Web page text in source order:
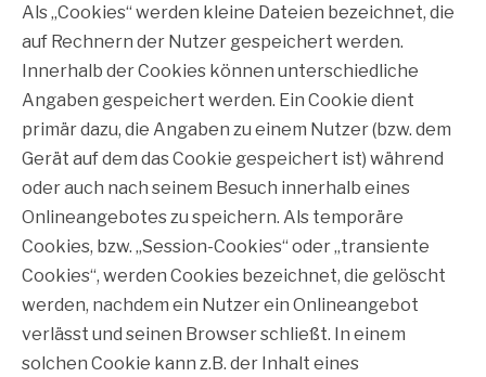
Als „Cookies“ werden kleine Dateien bezeichnet, die
auf Rechnern der Nutzer gespeichert werden.
Innerhalb der Cookies können unterschiedliche
Angaben gespeichert werden. Ein Cookie dient
primär dazu, die Angaben zu einem Nutzer (bzw. dem
Gerät auf dem das Cookie gespeichert ist) während
oder auch nach seinem Besuch innerhalb eines
Onlineangebotes zu speichern. Als temporäre
Cookies, bzw. „Session-Cookies“ oder „transiente
Cookies“, werden Cookies bezeichnet, die gelöscht
werden, nachdem ein Nutzer ein Onlineangebot
verlässt und seinen Browser schließt. In einem
solchen Cookie kann z.B. der Inhalt eines